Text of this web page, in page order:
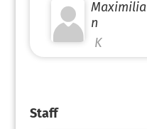
Maximilia
n
K
Staff